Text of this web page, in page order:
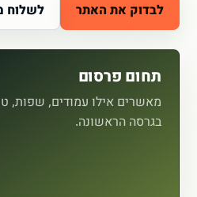
לבדוק את האתר לשלוח
תחום פרסום
מאשרים אילו עמודים, שפות,
בגרסה הראשונה.